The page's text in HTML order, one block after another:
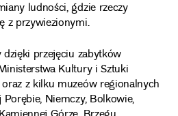
ludności, gdzie rzeczy
z przywiezionymi.
dzięki przejęciu zabytków
Kultury i Sztuki
z kilku muzeów regionalnych
Niemczy, Bolkowie,